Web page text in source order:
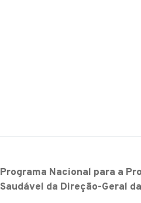
Programa Nacional para a
Saudável da Direção-Geral